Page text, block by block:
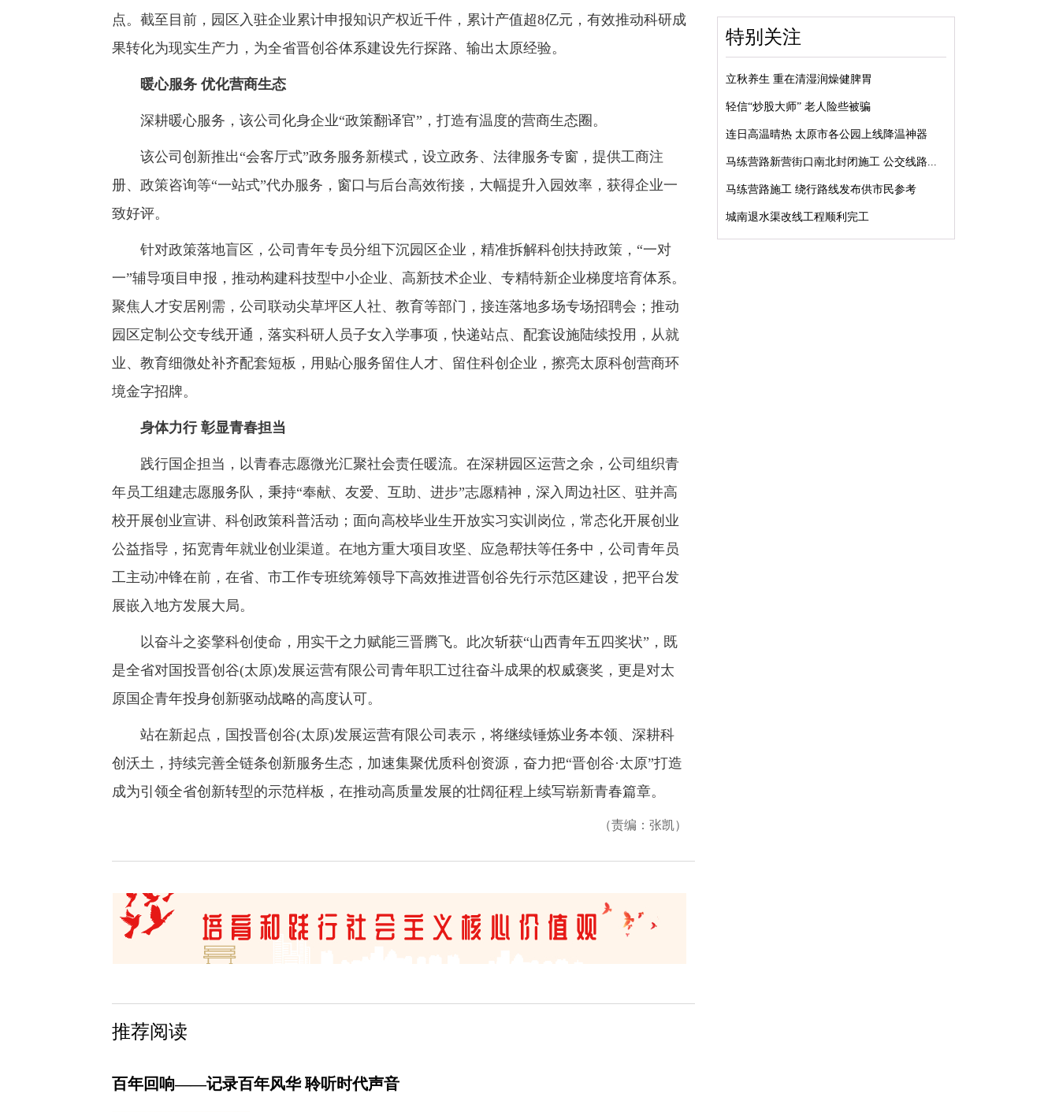
点。截至目前，园区入驻企业累计申报知识产权近千件，累计产值超8亿元，有效推动科研成
果转化为现实生产力，为全省晋创谷体系建设先行探路、输出太原经验。
暖心服务 优化营商生态
深耕暖心服务，该公司化身企业“政策翻译官”，打造有温度的营商生态圈。
该公司创新推出“会客厅式”政务服务新模式，设立政务、法律服务专窗，提供工商注
册、政策咨询等“一站式”代办服务，窗口与后台高效衔接，大幅提升入园效率，获得企业一
致好评。
针对政策落地盲区，公司青年专员分组下沉园区企业，精准拆解科创扶持政策，“一对
一”辅导项目申报，推动构建科技型中小企业、高新技术企业、专精特新企业梯度培育体系。
聚焦人才安居刚需，公司联动尖草坪区人社、教育等部门，接连落地多场专场招聘会；推动
园区定制公交专线开通，落实科研人员子女入学事项，快递站点、配套设施陆续投用，从就
业、教育细微处补齐配套短板，用贴心服务留住人才、留住科创企业，擦亮太原科创营商环
境金字招牌。
身体力行 彰显青春担当
践行国企担当，以青春志愿微光汇聚社会责任暖流。在深耕园区运营之余，公司组织青
年员工组建志愿服务队，秉持“奉献、友爱、互助、进步”志愿精神，深入周边社区、驻并高
校开展创业宣讲、科创政策科普活动；面向高校毕业生开放实习实训岗位，常态化开展创业
公益指导，拓宽青年就业创业渠道。在地方重大项目攻坚、应急帮扶等任务中，公司青年员
工主动冲锋在前，在省、市工作专班统筹领导下高效推进晋创谷先行示范区建设，把平台发
展嵌入地方发展大局。
以奋斗之姿擎科创使命，用实干之力赋能三晋腾飞。此次斩获“山西青年五四奖状”，既
是全省对国投晋创谷(太原)发展运营有限公司青年职工过往奋斗成果的权威褒奖，更是对太
原国企青年投身创新驱动战略的高度认可。
站在新起点，国投晋创谷(太原)发展运营有限公司表示，将继续锤炼业务本领、深耕科
创沃土，持续完善全链条创新服务生态，加速集聚优质科创资源，奋力把“晋创谷·太原”打造
成为引领全省创新转型的示范样板，在推动高质量发展的壮阔征程上续写崭新青春篇章。
（责编：张凯）
推荐阅读
百年回响——记录百年风华 聆听时代声音
特别关注
立秋养生 重在清湿润燥健脾胃
轻信“炒股大师” 老人险些被骗
连日高温晴热 太原市各公园上线降温神器
马练营路新营街口南北封闭施工 公交线路...
马练营路施工 绕行路线发布供市民参考
城南退水渠改线工程顺利完工